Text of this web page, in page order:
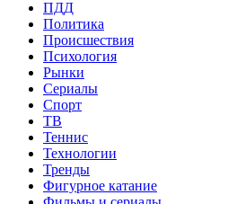
ПДД
Политика
Происшествия
Психология
Рынки
Сериалы
Спорт
ТВ
Теннис
Технологии
Тренды
Фигурное катание